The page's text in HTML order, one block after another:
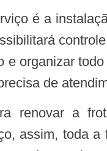
e organizar
de
renovar a
assim, toda